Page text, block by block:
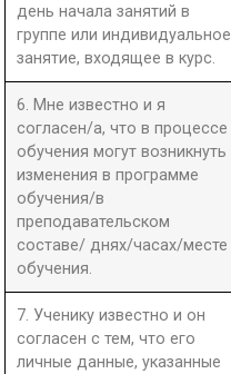
день начала занятий в
группе или индивидуальное
занятие, входящее в курс.
6. Мне известно и я
согласен/а, что в процессе
обучения могут возникнуть
изменения в программе
обучения/в
преподавательском
составе/ днях/часах/месте
обучения.
7. Ученику известно и он
согласен с тем, что его
личные данные, указанные